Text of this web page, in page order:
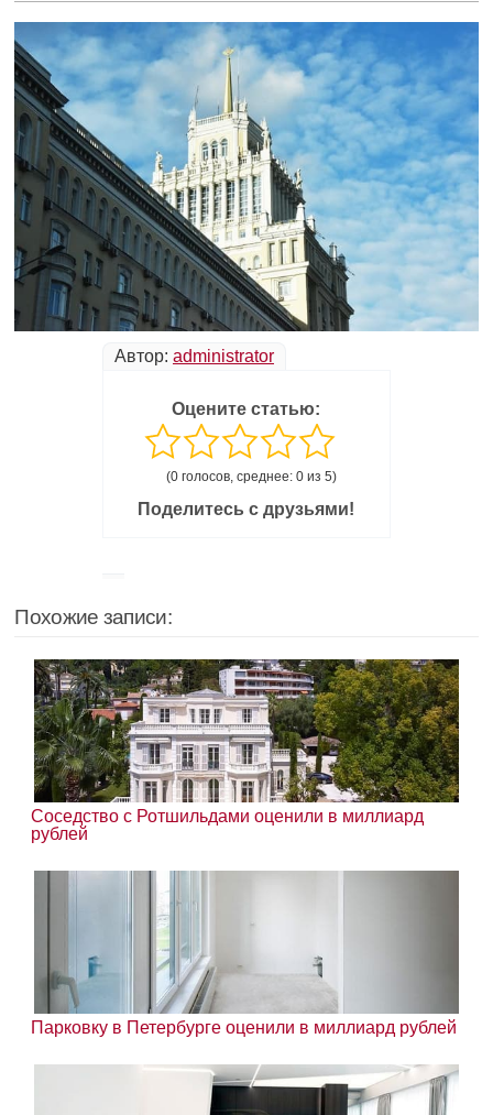
Автор: administrator
Оцените статью:
(0 голосов, среднее: 0 из 5)
Поделитесь с друзьями!
Похожие записи:
Соседство с Ротшильдами оценили в миллиард
рублей
Парковку в Петербурге оценили в миллиард рублей